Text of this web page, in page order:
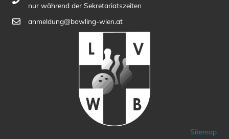
nur während der Sekretariatszeiten
anmeldung@bowling-wien.at
Sitemap